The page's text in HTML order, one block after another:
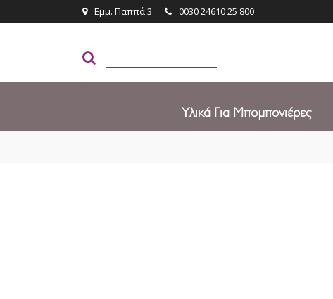
Εμμ. Παππά 3 0030 24610 25 800
Υλικά Για Μπομπονιέρες